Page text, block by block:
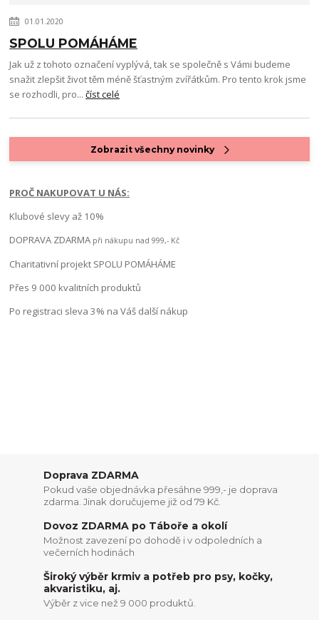
01.01.2020
SPOLU POMÁHÁME
Jak už z tohoto označení vyplývá, tak se společně s Vámi budeme
snažit zlepšit život těm méně šťastným zvířátkům. Pro tento krok jsme
se rozhodli, pro...číst celé
Zobrazit všechny novinky
PROČ NAKUPOVAT U NÁS:
Klubové slevy až 10%
DOPRAVA ZDARMA při nákupu nad 999,- Kč
Charitativní projekt SPOLU POMÁHÁME
Přes 9 000 kvalitních produktů
Po registraci sleva 3% na Váš další nákup
Doprava ZDARMA
Pokud vaše objednávka přesáhne 999,- je doprava
zdarma. Jinak doručujeme již od 79 Kč.
Dovoz ZDARMA po Táboře a okolí
Možnost zavezení po dohodě i v odpoledních a
večerních hodinách
Široký výběr krmiv a potřeb pro psy, kočky,
akvaristiku, aj.
Výběr z vice než 9 000 produktů.